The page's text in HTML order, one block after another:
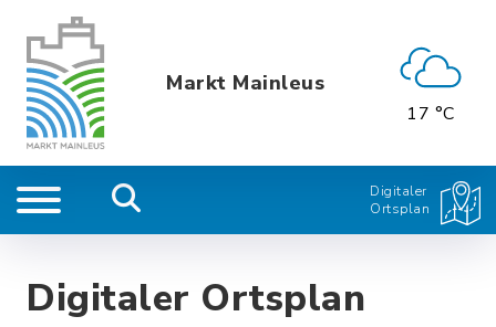
Markt Mainleus
17 °C
Digitaler
Ortsplan
Digitaler Ortsplan